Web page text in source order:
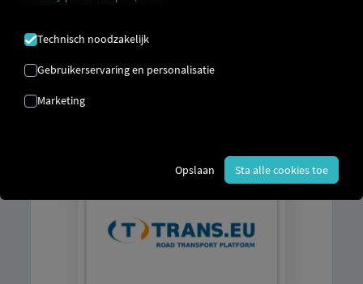
Integratie van een externe provider
Gebruikt u al producten van onze partner
Trans.eu Group SA
? Dan kunt u
service uitbreiden met data uit onze
diensten
Technisch noodzakelijk
Gebruikerservaring en personalisatie
Marketing
Opslaan Sta alle cookies toe